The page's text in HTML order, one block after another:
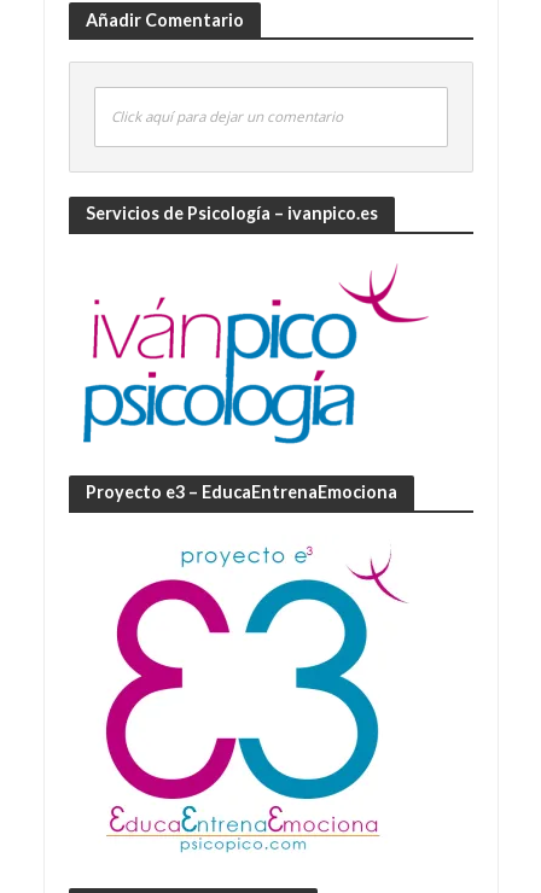
Añadir Comentario
Click aquí para dejar un comentario
Servicios de Psicología – ivanpico.es
Proyecto e3 – EducaEntrenaEmociona